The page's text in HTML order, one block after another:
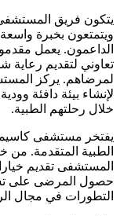
يتكون فريق
ويتمتعون بخبرة
الداعمون. يعمل
تعاوني لتقديم رعاية
لمرضاهم. يركز
لإنشاء بيئة دافئة
خلال رحلتهم الطبية.
يفتخر مستشفى
الطبية المتقدمة. من
المستشفى تقديم
حصول المرضى على
التطورات في مجال